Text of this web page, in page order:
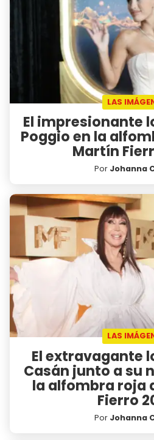
LAS
El impresionante
Poggio en la
Martín
Por Johanna
LAS
El extravagante
Casán junto a su
la alfombra roja
Fierro
Por Johanna